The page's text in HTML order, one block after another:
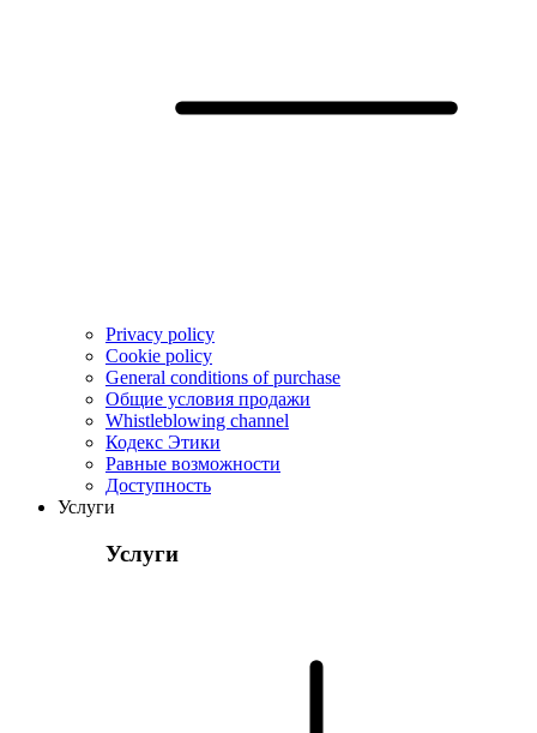
Privacy policy
Cookie policy
General conditions of purchase
Общие условия продажи
Whistleblowing channel
Кодекс Этики
Pавные возможности
Доступность
Услуги
Услуги